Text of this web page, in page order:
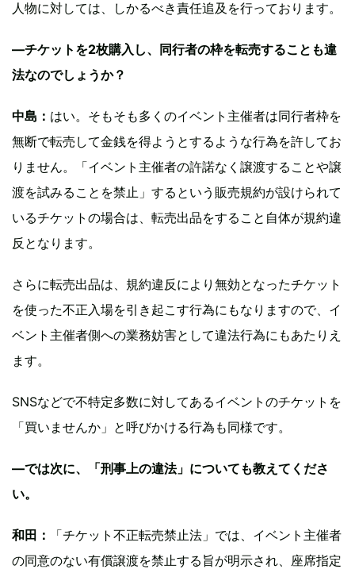
人物に対しては、しかるべき責任追及を行っております。
—チケットを2枚購入し、同行者の枠を転売することも違
法なのでしょうか？
中島： はい。そもそも多くのイベント主催者は同行者枠を
無断で転売して金銭を得ようとするような行為を許してお
りません。「イベント主催者の許諾なく譲渡することや譲
渡を試みることを禁止」するという販売規約が設けられて
いるチケットの場合は、転売出品をすること自体が規約違
反となります。
さらに転売出品は、規約違反により無効となったチケット
を使った不正入場を引き起こす行為にもなりますので、イ
ベント主催者側への業務妨害として違法行為にもあたりえ
ます。
SNSなどで不特定多数に対してあるイベントのチケットを
「買いませんか」と呼びかける行為も同様です。
—では次に、「刑事上の違法」についても教えてくださ
い。
和田：
「チケット不正転売禁止法」では、イベント主催者
の同意のない有償譲渡を禁止する旨が明示され、座席指定